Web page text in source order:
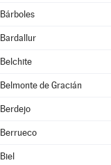
Bárboles
Bardallur
Belchite
Belmonte de Gracián
Berdejo
Berrueco
Biel